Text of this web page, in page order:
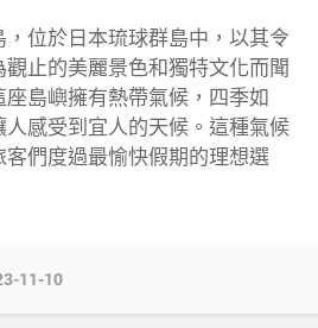
，位於日本琉球群島中，以其令
觀止的美麗景色和獨特文化而聞
座島嶼擁有熱帶氣候，四季如
人感受到宜人的天候。這種氣候
客們度過最愉快假期的理想選
11-10